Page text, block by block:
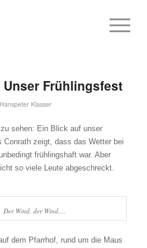
Frühlingsfest
Hanspeter Klasser
sehen: Ein Blick auf unser
Conrath zeigt, dass das Wetter bei
frühlingshaft war. Aber
so viele Leute abgeschreckt.
Der Wind, der Wind….
dem Pfarrhof, rund um die Maus